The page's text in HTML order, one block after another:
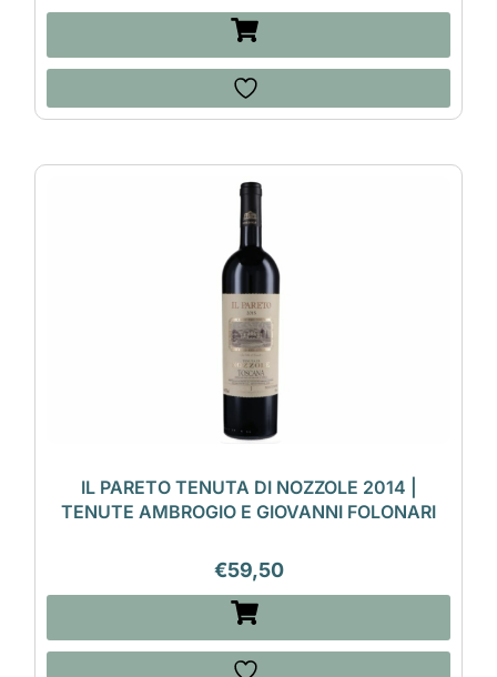
IL PARETO TENUTA DI NOZZOLE 2014 |
TENUTE AMBROGIO E GIOVANNI FOLONARI
€59,50